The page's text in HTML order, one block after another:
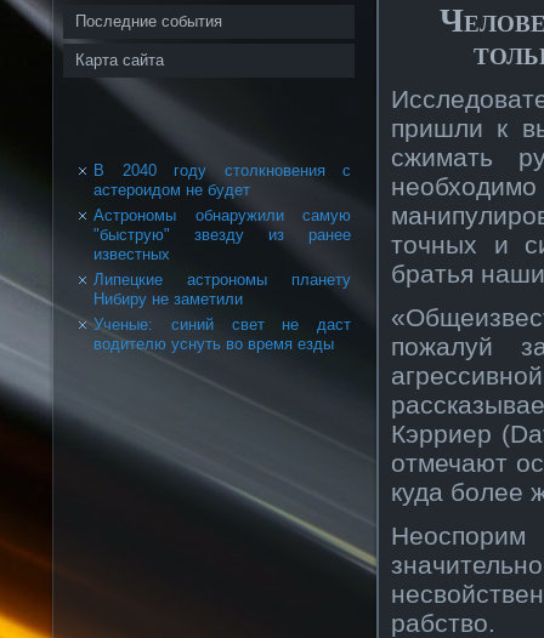
Последние события
Карта сайта
В 2040 году столкновения с
астероидом не будет
Астрономы обнаружили самую
"быструю" звезду из ранее
известных
Липецкие астрономы планету
Нибиру не заметили
Ученые: синий свет не даст
водителю уснуть во время езды
пришли к
сжимать
точных и
братья
пожалуй
Кэрриер
отмечают
куда более
рабство.